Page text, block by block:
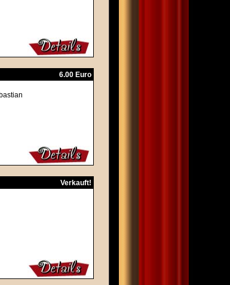
6.00 Euro
Verkauft!